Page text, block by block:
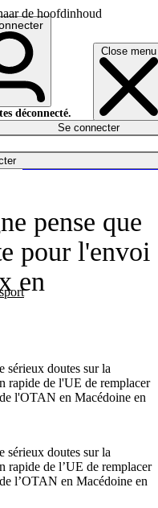
de hoofdinhoud
Close menu
déconnecté.
Se connecter
pense que
pour l'envoi
en
sérieux doutes sur la
rapide de l'UE de remplacer
l'OTAN en Macédoine en
sérieux doutes sur la
rapide de l’UE de remplacer
l’OTAN en Macédoine en